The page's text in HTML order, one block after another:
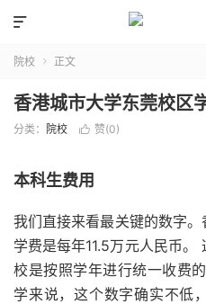

院校  正文
香港城市大学东莞校区
分类： 院校  赞(0)
本科生费用
我们直接来看最关键的数字
学费是每年11.5万元人民币
校是按照学年进行统一收费
学来说，这个数字确实不低